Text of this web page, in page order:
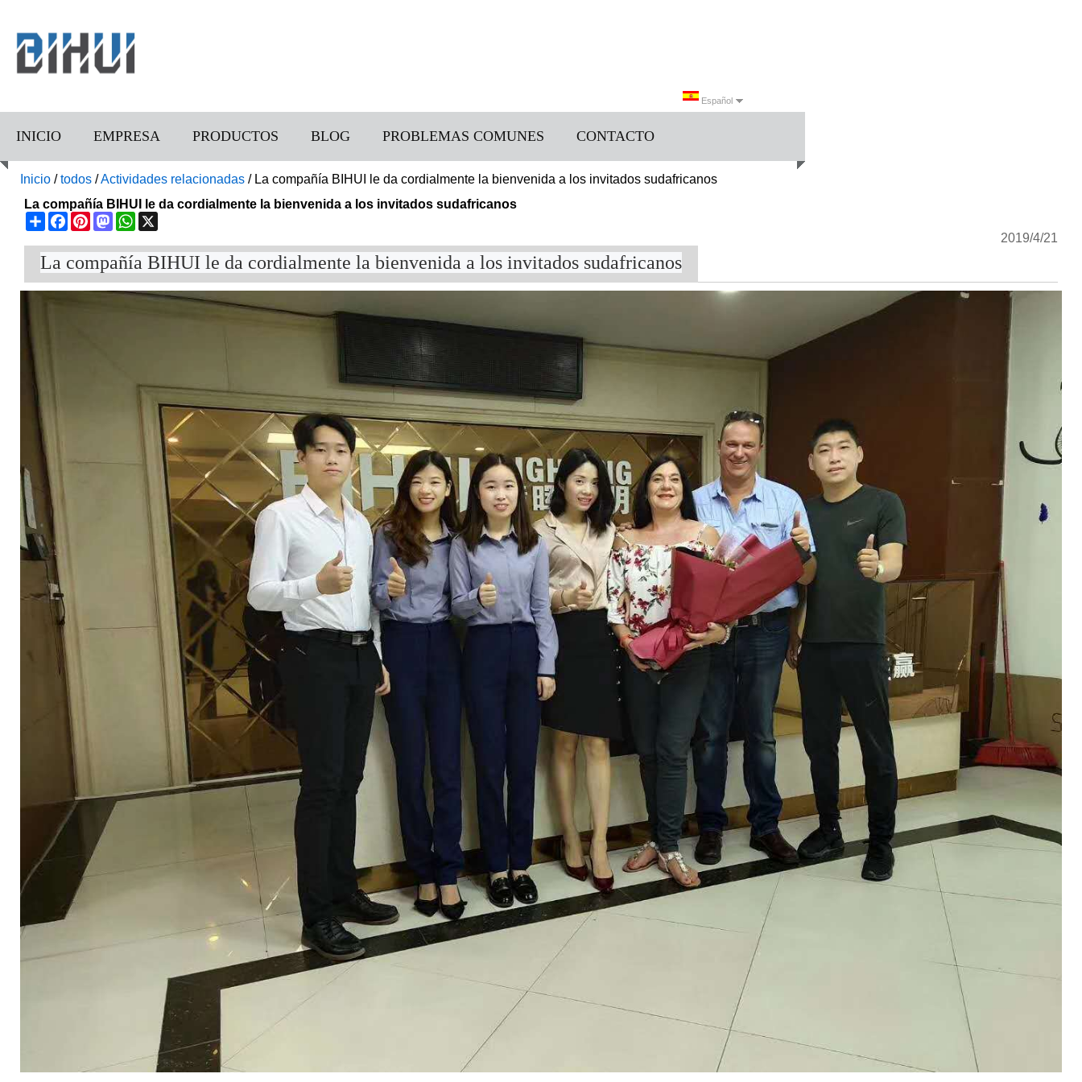
Español
INICIO EMPRESA PRODUCTOS BLOG PROBLEMAS COMUNES CONTACTO
Inicio /todos /Actividades relacionadas / La compañía BIHUI le da cordialmente la bienvenida a los invitados sudafricanos
La compañía BIHUI le da cordialmente la bienvenida a los invitados sudafricanos
ShareFacebook
PinterestMastodonWhatsApp
2019/4/21
La compañía BIHUI le da cordialmente la bienvenida a los invitados sudafricanos